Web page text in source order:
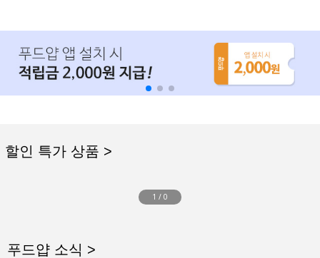
할인 특가 상품 >
1 / 0
푸드얍 소식 >